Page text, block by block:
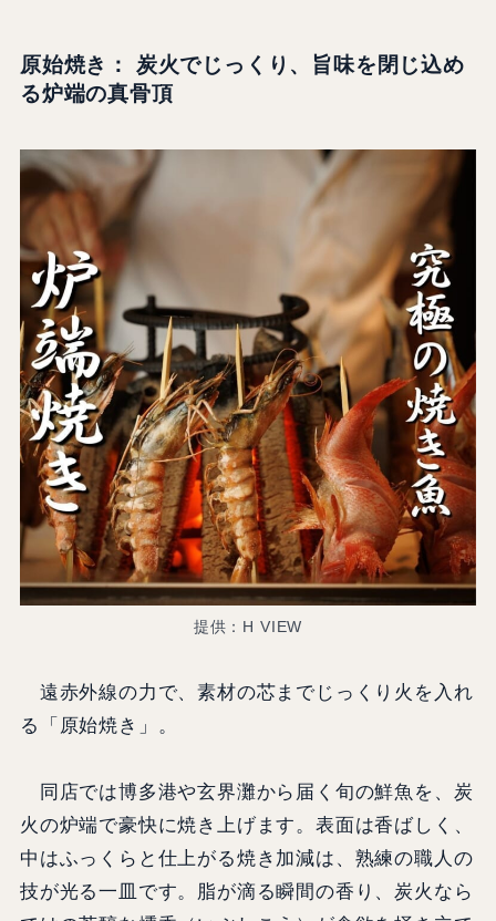
原始焼き： 炭火でじっくり、旨味を閉じ込め
る炉端の真骨頂
提供：H VIEW
遠赤外線の力で、素材の芯までじっくり火を入れ
る「原始焼き」。
同店では博多港や玄界灘から届く旬の鮮魚を、炭
火の炉端で豪快に焼き上げます。表面は香ばしく、
中はふっくらと仕上がる焼き加減は、熟練の職人の
技が光る一皿です。脂が滴る瞬間の香り、炭火なら